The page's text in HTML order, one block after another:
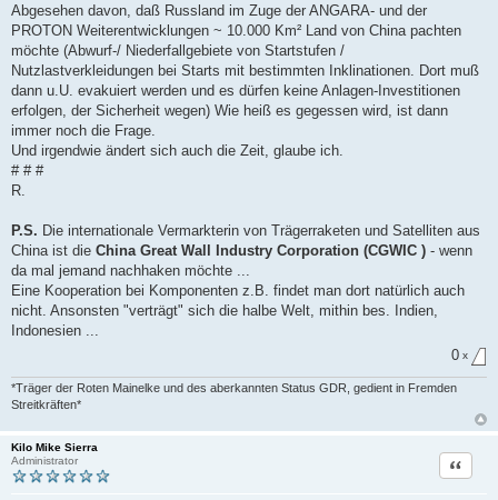
t
r
a
g
Abgesehen davon, daß Russland im Zuge der ANGARA- und der
PROTON Weiterentwicklungen ~ 10.000 Km² Land von China pachten
möchte (Abwurf-/ Niederfallgebiete von Startstufen /
Nutzlastverkleidungen bei Starts mit bestimmten Inklinationen. Dort muß
dann u.U. evakuiert werden und es dürfen keine Anlagen-Investitionen
erfolgen, der Sicherheit wegen) Wie heiß es gegessen wird, ist dann
immer noch die Frage.
Und irgendwie ändert sich auch die Zeit, glaube ich.
# # #
R.
P.S. Die internationale Vermarkterin von Trägerraketen und Satelliten aus
China ist die China Great Wall Industry Corporation (CGWIC ) - wenn
da mal jemand nachhaken möchte ...
Eine Kooperation bei Komponenten z.B. findet man dort natürlich auch
nicht. Ansonsten "verträgt" sich die halbe Welt, mithin bes. Indien,
Indonesien ...
0 x
*Träger der Roten Mainelke und des aberkannten Status GDR, gedient in Fremden
Streitkräften*
Kilo Mike Sierra
Administrator
Zitat